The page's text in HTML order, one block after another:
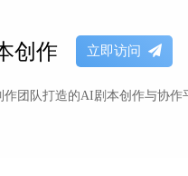
创作 立即访问
团队打造的AI剧本创作与协作